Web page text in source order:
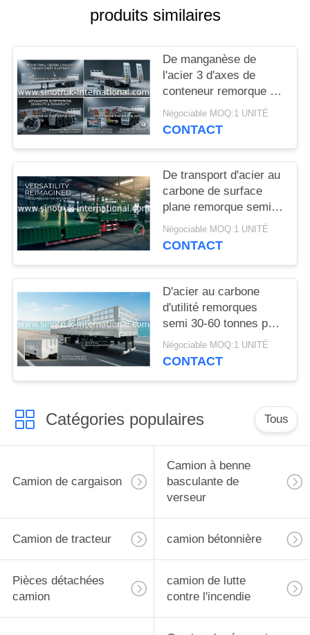
PLAN
DU
SITE
POLITIQUE
DE
CONFIDENTIALITÉ
produits similaires
De manganèse de
l'acier 3 d'axes de
conteneur remorque à
plat de camion semi
transportant les
Négociable MOQ:1 UNITÉ
CONTACT
De transport d'acier au
carbone de surface
plane remorque semi
30-60 tonnes semi de
remorque de grain
Négociable MOQ:1 UNITÉ
CONTACT
D'acier au carbone
d'utilité remorques
semi 30-60 tonnes pour
le transport spécial de
marchandises
Négociable MOQ:1 UNITÉ
CONTACT
Catégories populaires Tous
Camion de cargaison
Camion à benne
basculante de
verseur
Camion de tracteur camion bétonnière
Pièces détachées
camion
camion de lutte
contre l'incendie